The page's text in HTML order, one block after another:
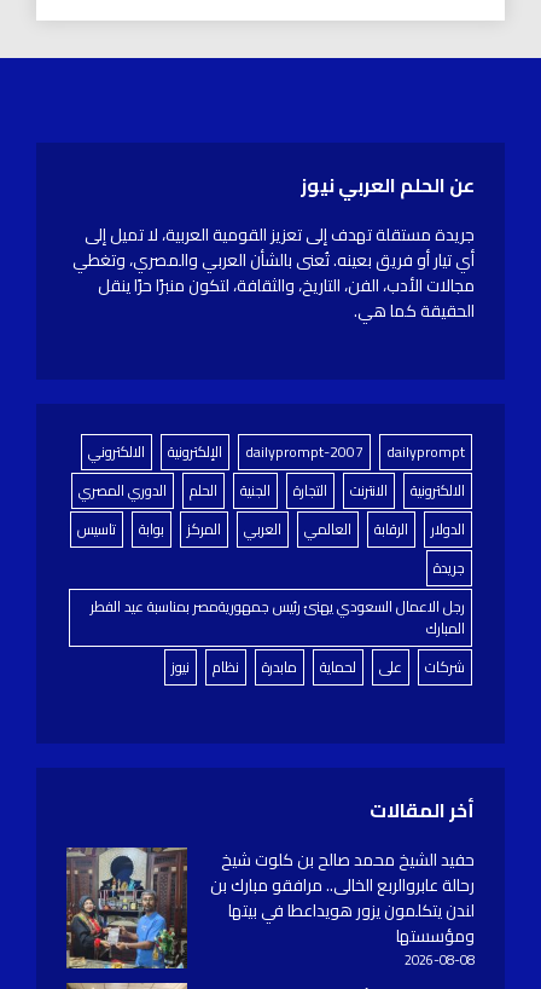
عن الحلم العربي نيوز
جريدة مستقلة تهدف إلى تعزيز القومية العربية، لا تميل إلى
أي تيار أو فريق بعينه. تُعنى بالشأن العربي والمصري، وتغطي
مجالات الأدب، الفن، التاريخ، والثقافة، لتكون منبرًا حرًا ينقل
الحقيقة كما هي.
dailyprompt
dailyprompt-2007 الإلكترونية
الالكتروني
الالكترونية
الانترنت التجارة الجنية الحلم
الدوري المصري
الدولار
الرقابة العالمي العربي المركز بوابة
تاسيس
جريدة
رجل الاعمال السعودي يهنئ رئيس جمهوريةمصر بمناسبة عيد الفطر
المبارك
شركات
على لحماية مابدرة نظام نيوز
أخر المقالات
حفيد الشيخ محمد صالح بن كلوت شيخ
رحالة عابروالربع الخالى.. مرافقو مبارك بن
لندن يتكلمون يزور هويداعطا في بيتها
ومؤسستها
2026-08-08